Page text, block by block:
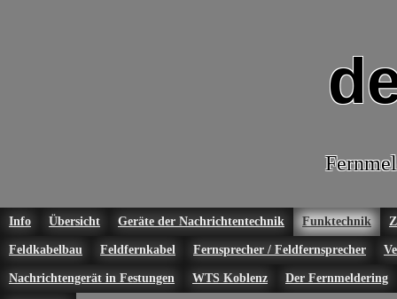
Info Übersicht Geräte der Nachrichtentechnik Funktechnik
Feldkabelbau Feldfernkabel Fernsprecher / Feldfernsprecher
Nachrichtengerät in Festungen WTS Koblenz Der Fernmeldering